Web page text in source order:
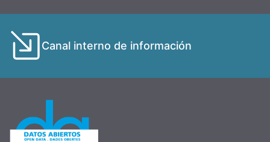
Canal interno de información